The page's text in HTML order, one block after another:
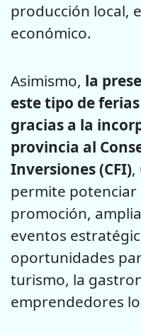
producción local,
económico.
Asimismo, la
este tipo de
gracias a la
provincia al
Inversiones (CFI),
permite potenciar
promoción,
eventos
oportunidades
turismo, la
emprendedores